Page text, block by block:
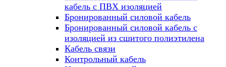
кабель с ПВХ изоляцией
Бронированный силовой кабель
Бронированный силовой кабель с
изоляцией из сшитого полиэтилена
Кабель связи
Контрольный кабель